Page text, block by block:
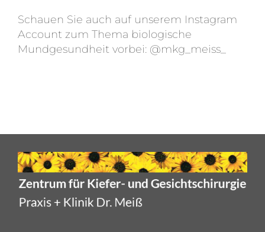
Schauen Sie auch auf unserem Instagram
Account zum Thema biologische
Mundgesundheit vorbei: @mkg_meiss_